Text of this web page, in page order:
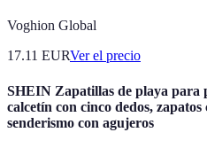
Voghion Global
17.11 EURVer el precio
SHEIN Zapatillas de playa para
calcetín con cinco dedos,
senderismo con agujeros